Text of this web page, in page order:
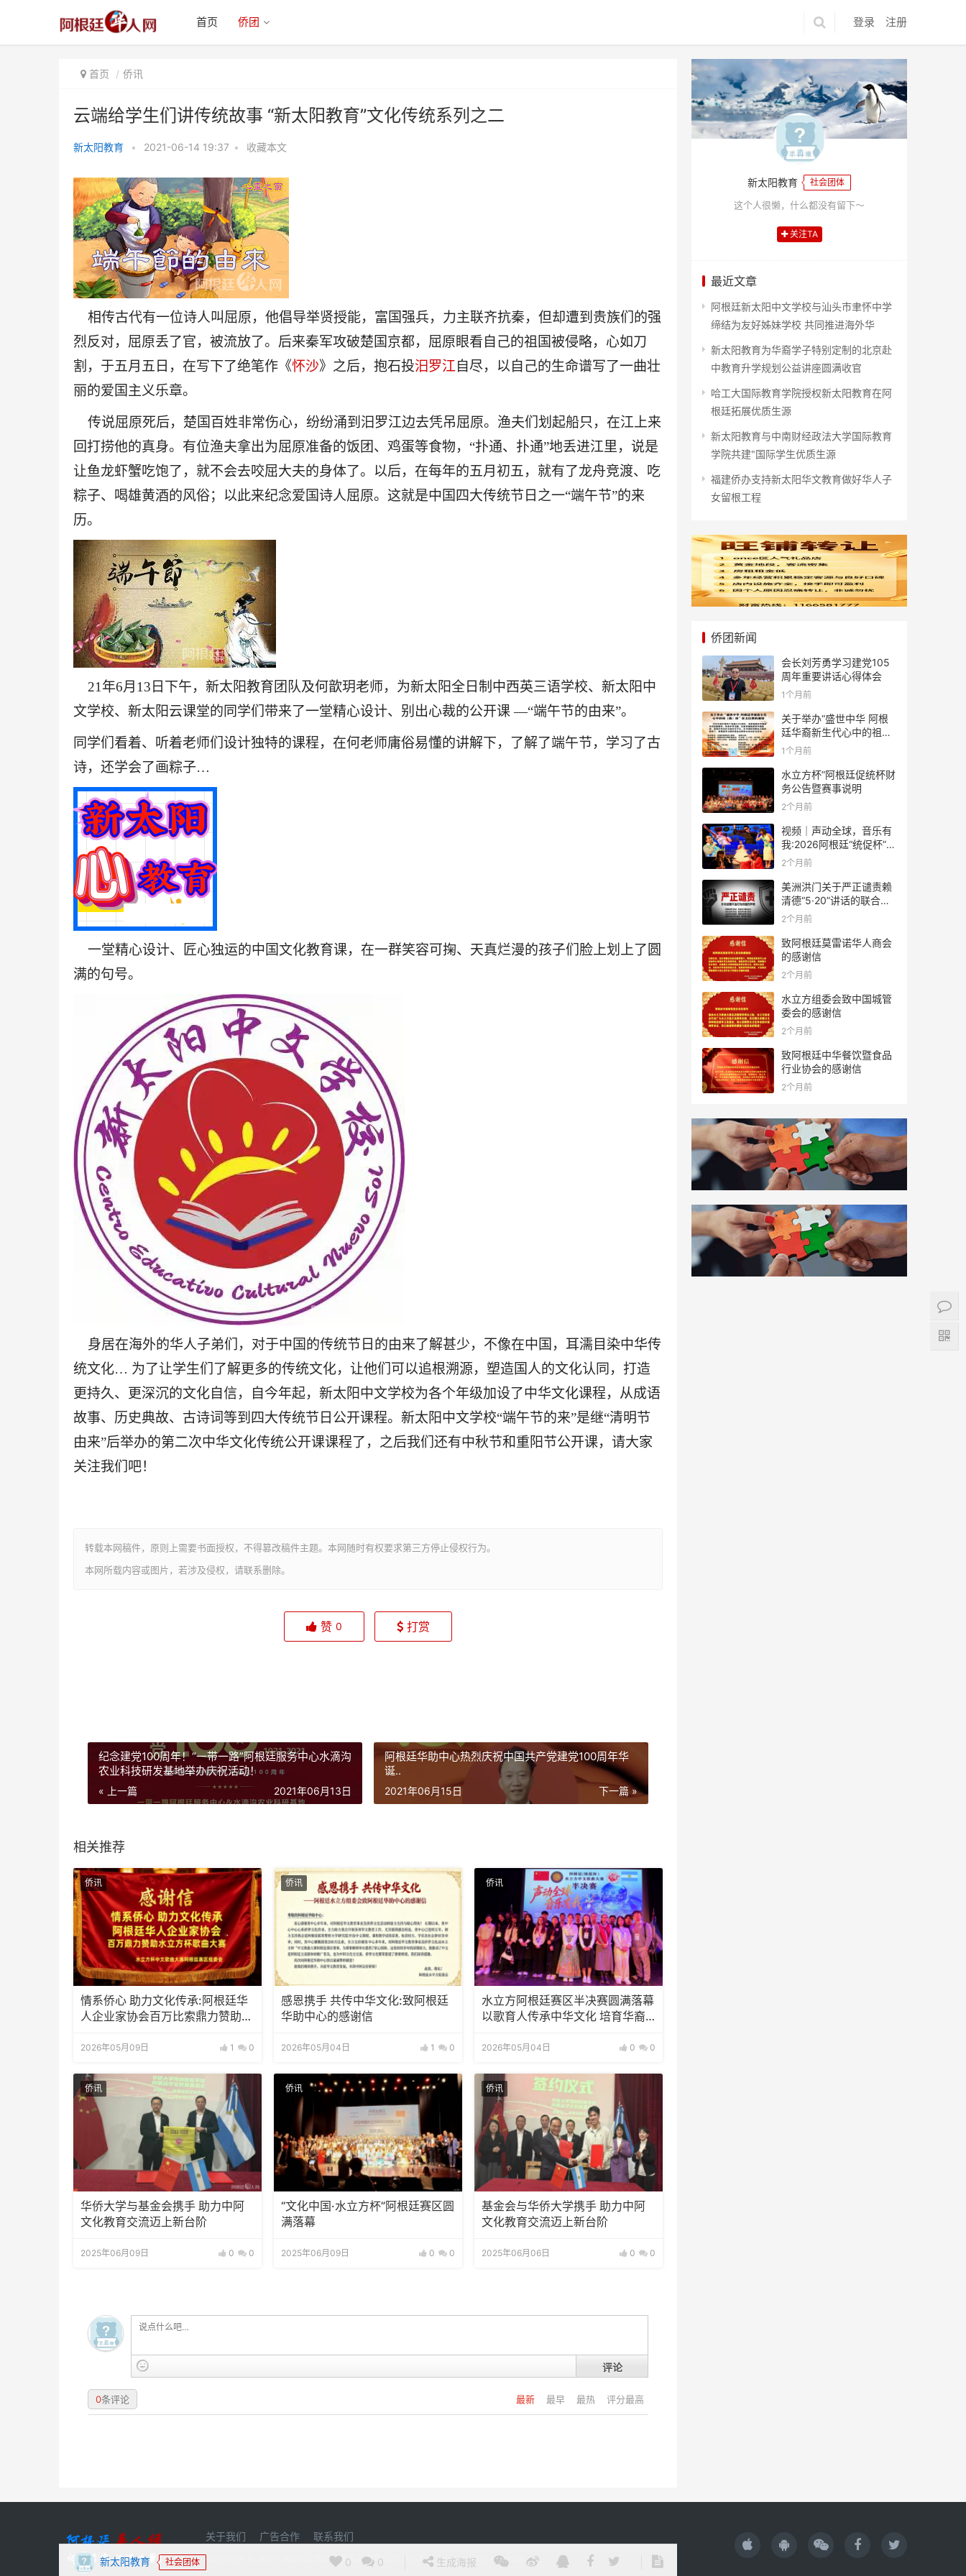
登录 注册
首页 侨团
首页 侨讯
云端给学生们讲传统故事 “新太阳教育”文化传统系列之二
新太阳教育 • 2021-06-14 19:37 • 收藏本文
相传古代有⼀位诗⼈叫屈原， 他倡导举贤授能，富国强兵，力主联齐抗秦，但却遭到贵族们的强
烈反对，屈原丢了官，被流放了。后来秦军攻破楚国京都，屈原眼看自己的祖国被侵略，心如刀
割，于五月五日，在写下了绝笔作《怀沙》之后，抱石投汨罗江 自尽，以自己的生命谱写了一曲壮
丽的爱国主义乐章。
传说屈原死后，楚国百姓非常伤心，纷纷涌到汨罗江边去凭吊屈原。渔夫们划起船只，在江上来
回打捞他的真身。有位渔夫拿出为屈原准备的饭团、鸡蛋等食物， “扑通、扑通”地丢进江里，说是
让鱼龙虾蟹吃饱了，就不会去咬屈大夫的身体了。 以后，在每年的五月初五，就有了龙舟竞渡、吃
粽子、喝雄黄酒的风俗；以此来纪念爱国诗人屈原。这就是中国四大传统节日之一“端午节”的来
历。
21年6月1 3日下午， 新太阳教育团队及何歆玥老师，为新太阳全日制中西英三语学校、新太阳中
文学校、新太阳云课堂的同学们带来了一堂精心设计、别出心裁的公开课—“端午节的由来”。
同学们看着、 听着老师们设计独特的课程， 在何老师庸俗易懂的讲解下， 了解了端午节，学习了古
诗， 还学会了画粽子…
一堂精心设计、匠心独运的中国文化教育课，在一群笑容可掬、天真烂漫的孩子们脸上划上了圆
满的句号。
身居在海外的华人子弟们，对于中国的传统节日的由来了解甚少，不像在中国，耳濡目染中华传
统文化… 为了让学生们了解更多的传统文化，让他们可以追根溯源，塑造国人的文化认同，打造
更持久、更深沉的文化自信，自今年起，新太阳中文学校为各个年级加设了中华文化课程，从成语
故事、历史典故、古诗词等到四大传统节日公开课程。 新太阳中文学校“端午节的来”是继“清明节
由来”后举办的第二次中华文化传统公开课课程了 ， 之后我们还有中秋节和重阳节公开课， 请大家
关注我们吧！
转载本网稿件，原则上需要书面授权，不得篡改稿件主题。本网随时有权要求第三方停止侵权行为。
本网所载内容或图片，若涉及侵权，请联系删除。
教育”文化传统系列之
赞 0 打赏
新太阳教育 社会团体 0 0 生成海报
纪念建党100周年！“一带一路”阿根廷服务中心水滴沟
农业科技研发基地举办庆祝活动！
« 上一篇 2021年06月13日
阿根廷华助中心热烈庆祝中国共产党建党100周年华
诞..
下一篇 »
2021年06月15日
相关推荐
侨讯
情系侨心 助力文化传承:阿根廷华
人企业家协会百万比索鼎力赞助水
2026年05月09日 1 0
侨讯
感恩携手 共传中华文化:致阿根廷
华助中心的感谢信
2026年05月04日 1 0
侨讯
水立方阿根廷赛区半决赛圆满落幕
以歌育人传承中华文化 培育华裔
2026年05月04日 0 0
侨讯
华侨大学与基金会携手 助力中阿
文化教育交流迈上新台阶
2025年06月09日 0 0
侨讯
“文化中国·水立方杯”阿根廷赛区圆
满落幕
2025年06月09日 0 0
侨讯
基金会与华侨大学携手 助力中阿
文化教育交流迈上新台阶
2025年06月06日 0 0
评论
最新 最早 最热 评分最高
0条评论
新太阳教育 社会团体
这个人很懒，什么都没有留下～
关注TA
最近文章
阿根廷新太阳中文学校与汕头市聿怀中学
缔结为友好姊妹学校 共同推进海外华
新太阳教育为华裔学子特别定制的北京赴
中教育升学规划公益讲座圆满收官
哈工大国际教育学院授权新太阳教育在阿
根廷拓展优质生源
新太阳教育与中南财经政法大学国际教育
学院共建"国际学生优质生源
福建侨办支持新太阳华文教育做好华人子
女留根工程
侨团新闻
会长刘芳勇学习建党105
周年重要讲话心得体会
1个月前
关于举办“盛世中华 阿根
廷华裔新生代心中的祖
(籍)国”征文比赛的通知
1个月前
水立方杯”阿根廷促统杯财
务公告暨赛事说明
2个月前
视频｜声动全球，音乐有
我:2026阿根廷“统促杯”水
立方中文歌曲大赛总决赛
2个月前
美洲洪门关于严正谴责赖
清德“5·20”讲话的联合声
明
2个月前
致阿根廷莫雷诺华人商会
的感谢信
2个月前
水立方组委会致中国城管
委会的感谢信
2个月前
致阿根廷中华餐饮暨食品
行业协会的感谢信
2个月前
关于我们 广告合作 联系我们
Copyright © 2011-2020 江西省刘氏实业有限公司 版权所有Powered by argchina